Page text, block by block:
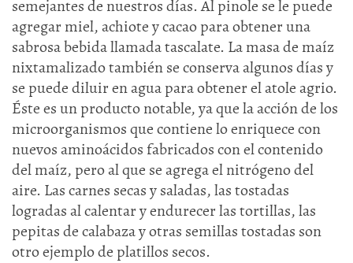
semejantes de nuestros días. Al pinole se le puede
agregar miel, achiote y cacao para obtener una
sabrosa bebida llamada tascalate. La masa de maíz
nixtamalizado también se conserva algunos días y
se puede diluir en agua para obtener el atole agrio.
Éste es un producto notable, ya que la acción de los
microorganismos que contiene lo enriquece con
nuevos aminoácidos fabricados con el contenido
del maíz, pero al que se agrega el nitrógeno del
aire. Las carnes secas y saladas, las tostadas
logradas al calentar y endurecer las tortillas, las
pepitas de calabaza y otras semillas tostadas son
otro ejemplo de platillos secos.